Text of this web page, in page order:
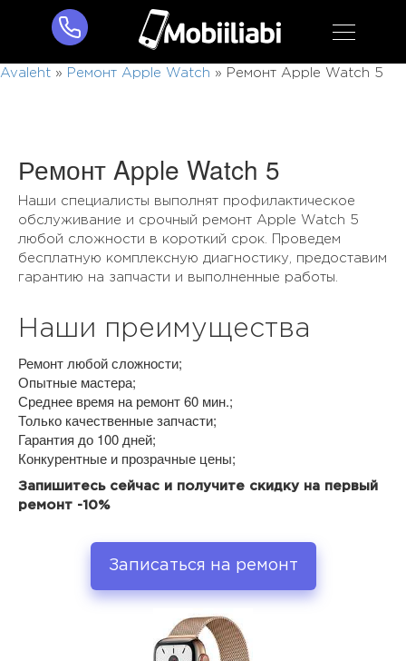
Avaleht » Ремонт Apple Watch » Ремонт Apple Watch 5
Ремонт Apple Watch 5
Наши специалисты выполнят профилактическое
обслуживание и срочный ремонт Apple Watch 5
любой сложности в короткий срок. Проведем
бесплатную комплексную диагностику, предоставим
гарантию на запчасти и выполненные работы.
Наши преимущества
Ремонт любой сложности;
Опытные мастера;
Среднее время на ремонт 60 мин.;
Только качественные запчасти;
Гарантия до 100 дней;
Конкурентные и прозрачные цены;
Запишитесь сейчас и получите скидку на первый
ремонт -10%
Записаться на ремонт